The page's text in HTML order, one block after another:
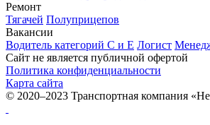
Ремонт
Тягачей Полуприцепов
Вакансии
Водитель категорий С и Е Логист
Сайт не является публичной офертой
Политика конфиденциальности
Карта сайта
© 2020–2023 Транспортная компания